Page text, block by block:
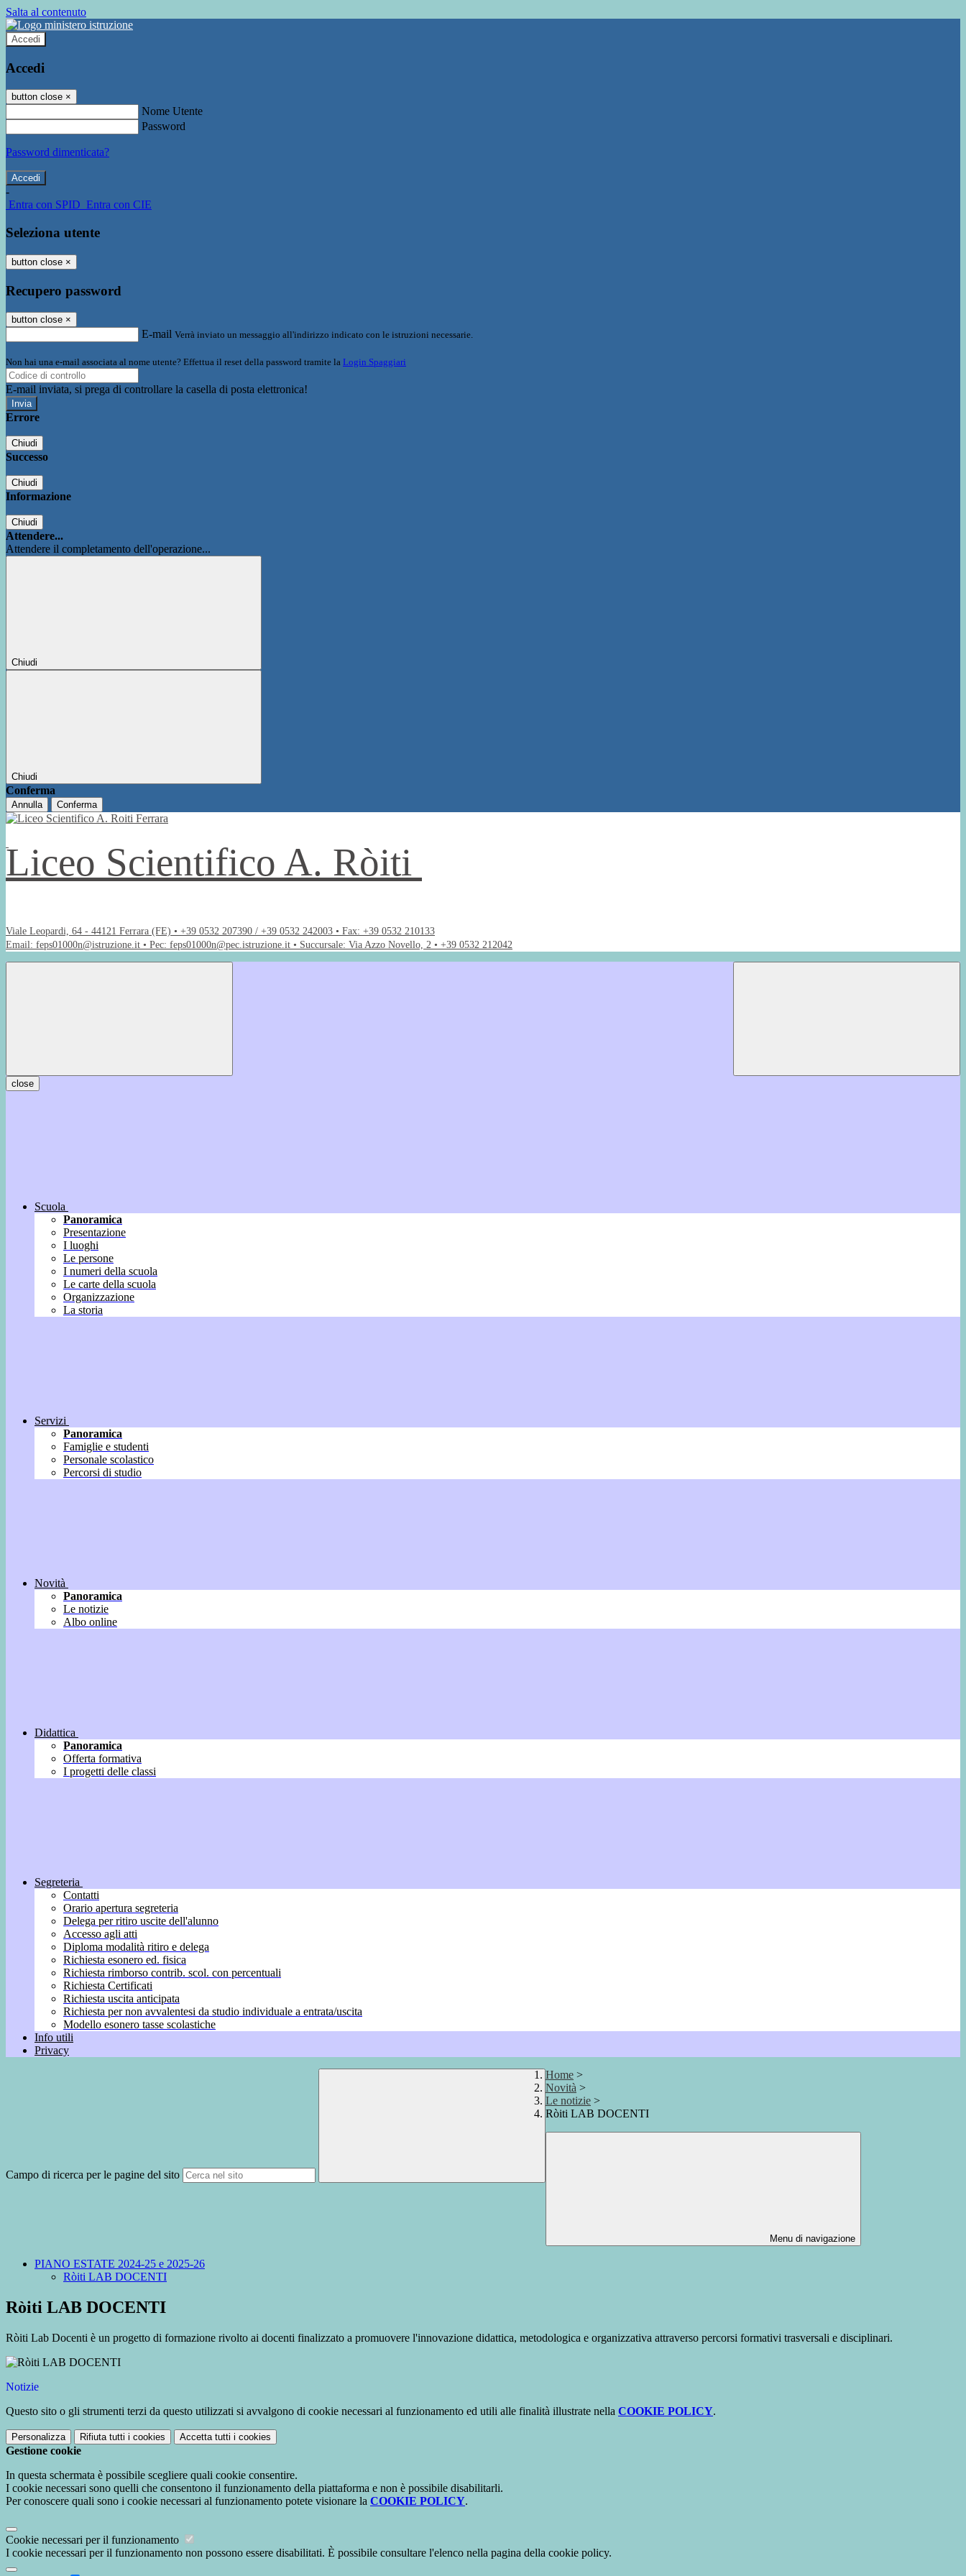
Salta al contenuto
Accedi
Accedi
button close ×
Nome Utente
Password
Password dimenticata?
-
Entra con SPID Entra con CIE
Seleziona utente
button close ×
Recupero password
button close ×
E-mail Verrà inviato un messaggio all'indirizzo indicato con le istruzioni necessarie.
Non hai una e-mail associata al nome utente? Effettua il reset della password tramite la Login Spaggiari
E-mail inviata, si prega di controllare la casella di posta elettronica!
Errore
Chiudi
Successo
Chiudi
Informazione
Chiudi
Attendere...
Attendere il completamento dell'operazione...
Chiudi
Chiudi
Conferma
Annulla Conferma
Liceo Scientifico A. Ròiti
Viale Leopardi, 64 - 44121 Ferrara (FE) • +39 0532 207390 / +39 0532 242003 • Fax: +39 0532 210133
Email: feps01000n@istruzione.it • Pec: feps01000n@pec.istruzione.it • Succursale: Via Azzo Novello, 2 • +39 0532 212042
close
Scuola
Panoramica
Presentazione
I luoghi
Le persone
I numeri della scuola
Le carte della scuola
Organizzazione
La storia
Servizi
Panoramica
Famiglie e studenti
Personale scolastico
Percorsi di studio
Novità
Panoramica
Le notizie
Albo online
Didattica
Panoramica
Offerta formativa
I progetti delle classi
Segreteria
Contatti
Orario apertura segreteria
Delega per ritiro uscite dell'alunno
Accesso agli atti
Diploma modalità ritiro e delega
Richiesta esonero ed. fisica
Richiesta rimborso contrib. scol. con percentuali
Richiesta Certificati
Richiesta uscita anticipata
Richiesta per non avvalentesi da studio individuale a entrata/uscita
Modello esonero tasse scolastiche
Info utili
Privacy
Campo di ricerca per le pagine del sito
Home >
Novità >
Le notizie >
Ròiti LAB DOCENTI
Menu di navigazione
PIANO ESTATE 2024-25 e 2025-26
Ròiti LAB DOCENTI
Ròiti LAB DOCENTI
Ròiti Lab Docenti è un progetto di formazione rivolto ai docenti finalizzato a promuovere l'innovazione didattica, metodologica e organizzativa attraverso percorsi formativi trasversali e disciplinari.
Notizie
Questo sito o gli strumenti terzi da questo utilizzati si avvalgono di cookie necessari al funzionamento ed utili alle finalità illustrate nella COOKIE POLICY.
Personalizza Rifiuta tutti i cookies Accetta tutti i cookies
Gestione cookie
In questa schermata è possibile scegliere quali cookie consentire.
I cookie necessari sono quelli che consentono il funzionamento della piattaforma e non è possibile disabilitarli.
Per conoscere quali sono i cookie necessari al funzionamento potete visionare la COOKIE POLICY.
Cookie necessari per il funzionamento
I cookie necessari per il funzionamento non possono essere disabilitati. È possibile consultare l'elenco nella pagina della cookie policy.